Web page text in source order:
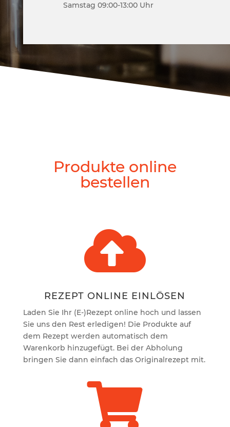
Samstag 09:00-13:00 Uhr
Produkte online
bestellen

REZEPT ONLINE EINLÖSEN
Laden Sie Ihr (E-)Rezept online hoch und lassen
Sie uns den Rest erledigen! Die Produkte auf
dem Rezept werden automatisch dem
Warenkorb hinzugefügt. Bei der Abholung
bringen Sie dann einfach das Originalrezept mit.
